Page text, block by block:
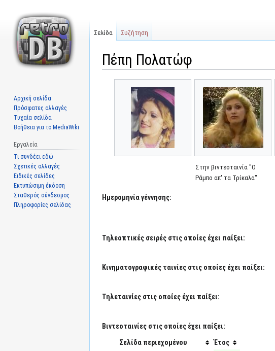
Πέπη Πολατώφ
Στην βιντεοταινία "Ο
Ράμπο απ' τα Τρίκαλα"
Ημερομηνία γέννησης:
Τηλεοπτικές σειρές στις οποίες έχει παίξει:
Κινηματογραφικές ταινίες στις οποίες έχει παίξει:
Τηλεταινίες στις οποίες έχει παίξει:
Βιντεοταινίες στις οποίες έχει παίξει:
Σελίδα περιεχομένου
Έτος
Σελίδα Συζήτηση
Αρχική σελίδα
Πρόσφατες αλλαγές
Τυχαία σελίδα
Βοήθεια για το MediaWiki
Εργαλεία
Τι συνδέει εδώ
Σχετικές αλλαγές
Ειδικές σελίδες
Εκτυπώσιμη έκδοση
Σταθερός σύνδεσμος
Πληροφορίες σελίδας